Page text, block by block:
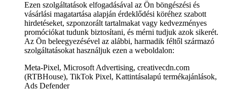
Ezen szolgáltatások elfogadásával az Ön böngészési és
vásárlási magatartása alapján érdeklődési köréhez szabott
hirdetéseket, szponzorált tartalmakat vagy kedvezményes
promóciókat tudunk biztosítani, és mérni tudjuk azok sikerét.
Az Ön beleegyezésével az alábbi, harmadik féltől származó
szolgáltatásokat használjuk ezen a weboldalon:
Meta-Pixel, Microsoft Advertising, creativecdn.com
(RTBHouse), TikTok Pixel, Kattintásalapú termékajánlások,
Ads Defender